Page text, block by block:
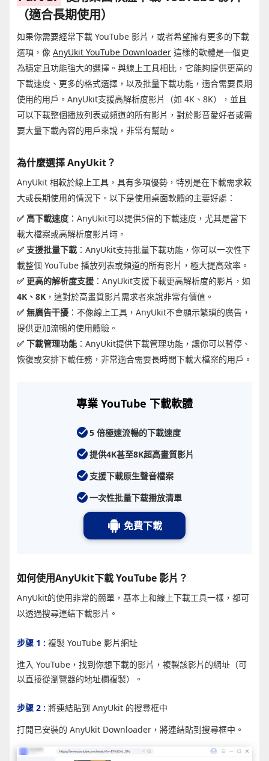
（適合長期使用）
如果你需要經常下載 YouTube 影片，或者希望擁有更多的下載
選項，像 AnyUkit YouTube Downloader 這樣的軟體是一個更
為穩定且功能強大的選擇。與線上工具相比，它能夠提供更高的
下載速度、更多的格式選擇，以及批量下載功能，適合需要長期
使用的用戶。AnyUkit支援高解析度影片（如 4K、8K），並且
可以下載整個播放列表或頻道的所有影片，對於影音愛好者或需
要大量下載內容的用戶來說，非常有幫助。
為什麼選擇 AnyUkit？
AnyUkit 相較於線上工具，具有多項優勢，特別是在下載需求較
大或長期使用的情況下。以下是使用桌面軟體的主要好處：
✅ 高下載速度 ：AnyUkit可以提供5倍的下載速度，尤其是當下
載大檔案或高解析度影片時。
✅ 支援批量下載 ：AnyUkit支持批量下載功能，你可以一次性下
載整個 YouTube 播放列表或頻道的所有影片，極大提高效率。
✅ 更高的解析度支援 ：AnyUkit支援下載更高解析度的影片，如
4K、8K ，這對於高畫質影片需求者來說非常有價值。
✅ 無廣告干擾 ：不像線上工具，AnyUkit不會顯示繁瑣的廣告，
提供更加流暢的使用體驗。
✅ 下載管理功能 ：AnyUkit提供下載管理功能，讓你可以暫停、
恢復或安排下載任務，非常適合需要長時間下載大檔案的用戶。
專業 YouTube 下載軟體
5 倍極速流暢的下載速度
提供4K甚至8K超高畫質影片
支援下載原生聲音檔案
一次性批量下载播放清單
免費下載
如何使用AnyUkit下載 YouTube 影片？
AnyUkit的使用非常的簡單，基本上和線上下載工具一樣，都可
以透過搜尋連結下載影片。
步骤 1 : 複製 YouTube 影片網址
進入 YouTube，找到你想下載的影片，複製該影片的網址（可
以直接從瀏覽器的地址欄複製）。
步骤 2 : 將連結貼到 AnyUkit 的搜尋框中
打開已安裝的 AnyUkit Downloader，將連結貼到搜尋框中。